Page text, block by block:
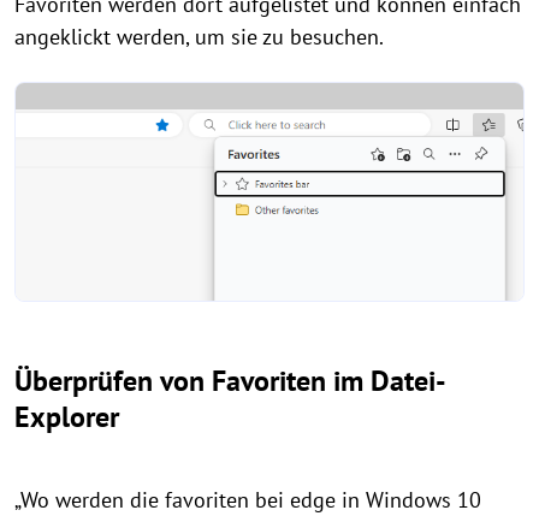
angeklickt werden, um sie zu besuchen.
Überprüfen von Favoriten im Datei-
Explorer
„Wo werden die favoriten bei edge in Windows 10